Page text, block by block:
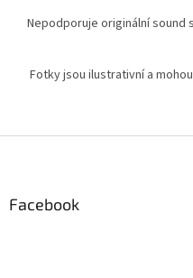
Nepodporuje originální sound
Fotky jsou ilustrativní a
Facebook